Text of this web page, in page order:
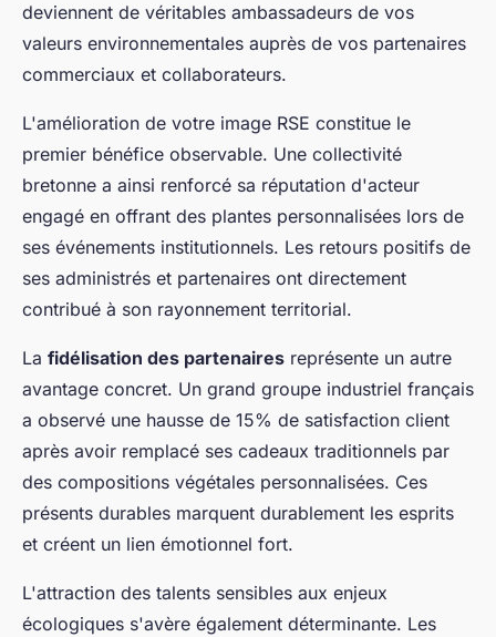
deviennent de véritables ambassadeurs de vos
valeurs environnementales auprès de vos partenaires
commerciaux et collaborateurs.
L'amélioration de votre image RSE constitue le
premier bénéfice observable. Une collectivité
bretonne a ainsi renforcé sa réputation d'acteur
engagé en offrant des plantes personnalisées lors de
ses événements institutionnels. Les retours positifs de
ses administrés et partenaires ont directement
contribué à son rayonnement territorial.
La fidélisation des partenaires représente un autre
avantage concret. Un grand groupe industriel français
a observé une hausse de 15% de satisfaction client
après avoir remplacé ses cadeaux traditionnels par
des compositions végétales personnalisées. Ces
présents durables marquent durablement les esprits
et créent un lien émotionnel fort.
L'attraction des talents sensibles aux enjeux
écologiques s'avère également déterminante. Les